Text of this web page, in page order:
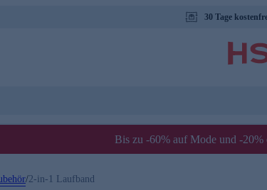
30 Tage
Bis zu -60% auf Mode und -20%
/2-in-1 Laufband